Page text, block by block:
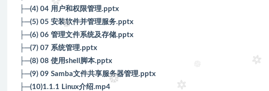
├─(4) 04 用户和权限管理.pptx
├─(5) 05 安装软件并管理服务.pptx
├─(6) 06 管理文件系统及存储.pptx
├─(7) 07 系统管理.pptx
├─(8) 08 使用shell脚本.pptx
├─(9) 09 Samba文件共享服务器管理.pptx
├─(10)1.1.1 Linux介绍.mp4